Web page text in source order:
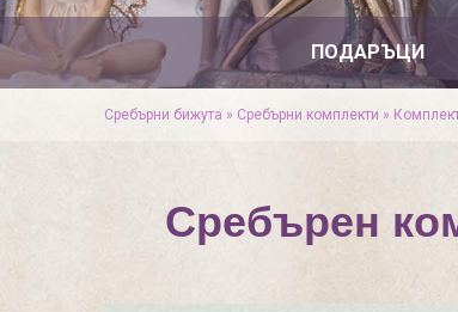
ПОДАРЪЦИ
Сребърни бижута » Сребърни комплекти »
Сребърен